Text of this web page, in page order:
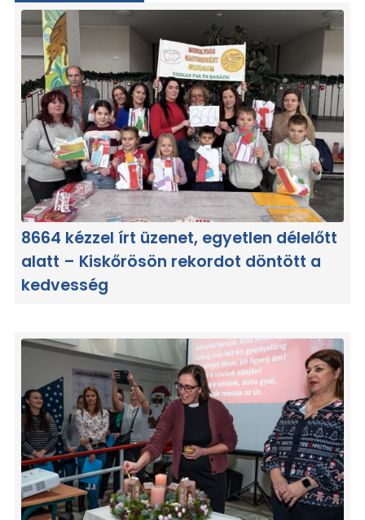
8664 kézzel írt üzenet, egyetlen délelőtt
alatt – Kiskőrösön rekordot döntött a
kedvesség